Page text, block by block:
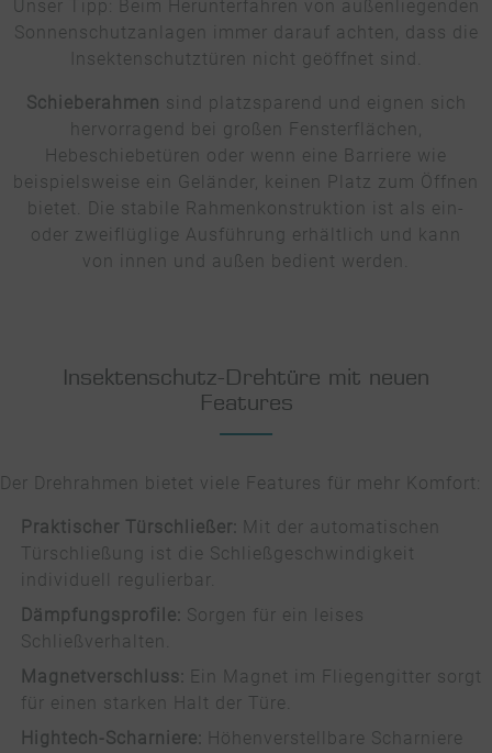
Unser Tipp: Beim Herunterfahren von außenliegenden
Sonnenschutzanlagen immer darauf achten, dass die
Insektenschutztüren nicht geöffnet sind.
Schieberahmen sind platzsparend und eignen sich
hervorragend bei großen Fensterflächen,
Hebeschiebetüren oder wenn eine Barriere wie
beispielsweise ein Geländer, keinen Platz zum Öffnen
bietet. Die stabile Rahmenkonstruktion ist als ein-
oder zweiflüglige Ausführung erhältlich und kann
von innen und außen bedient werden.
Insektenschutz-Drehtüre mit neuen
Features
Der Drehrahmen bietet viele Features für mehr Komfort:
Praktischer Türschließer: Mit der automatischen
Türschließung ist die Schließgeschwindigkeit
individuell regulierbar.
Dämpfungsprofile: Sorgen für ein leises
Schließverhalten.
Magnetverschluss: Ein Magnet im Fliegengitter sorgt
für einen starken Halt der Türe.
Hightech-Scharniere: Höhenverstellbare Scharniere